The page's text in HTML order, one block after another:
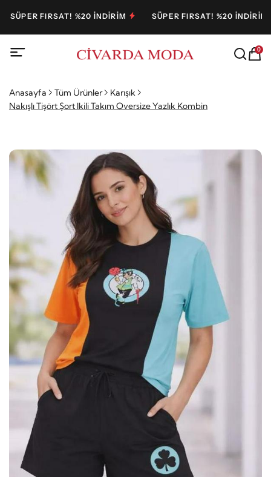
FIRSAT! %20 İNDİRİM SÜPER FIRSAT! %20 İNDİRİM
0
Anasayfa Tüm Ürünler
Karışık
Nakışlı Tişört Şort Ikili Takım Oversize Yazlık Kombin